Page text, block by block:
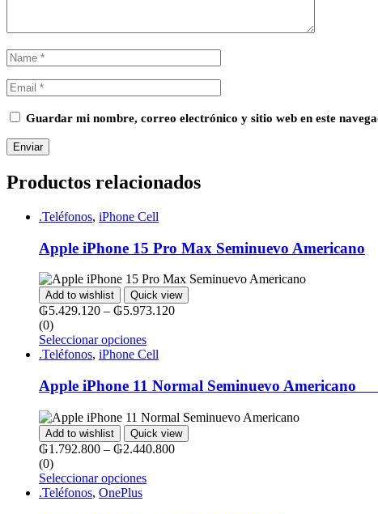
Guardar mi nombre, correo electrónico y sitio web en este
Productos relacionados
.Teléfonos, iPhone Cell
Apple iPhone 15 Pro Max Seminuevo Americano
Add to wishlist Quick view
₲5.429.120 – ₲5.973.120
(0)
Seleccionar opciones
.Teléfonos, iPhone Cell
Apple iPhone 11 Normal Seminuevo Americano‎
Add to wishlist Quick view
₲1.792.800 – ₲2.440.800
(0)
Seleccionar opciones
.Teléfonos, OnePlus